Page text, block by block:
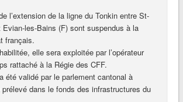
l’extension de la ligne du Tonkin entre St-
Evian-les-Bains (F) sont suspendus à la
français.
elle sera exploitée par l’opérateur
rattaché à la Régie des CFF.
été validé par le parlement cantonal à
prélevé dans le fonds des infrastructures du